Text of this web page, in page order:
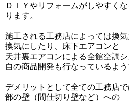
ＤＩＹやリフォームがしやすく
ります。
施工される工務店によっては換
換気にしたり、床下エアコンと
天井裏エアコンによる全館空調
自の商品開発も行なっているよう
デメリットとして全ての工務店
部の壁（間仕切り壁など）への